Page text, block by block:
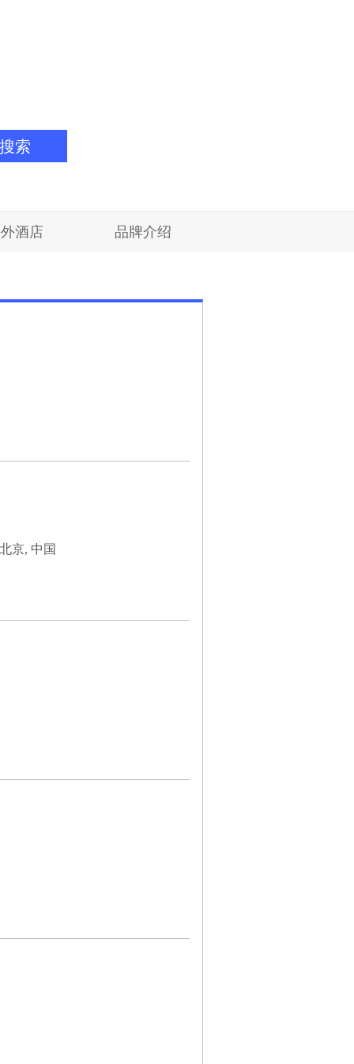
搜索
酒店 品牌介绍
京, 中国